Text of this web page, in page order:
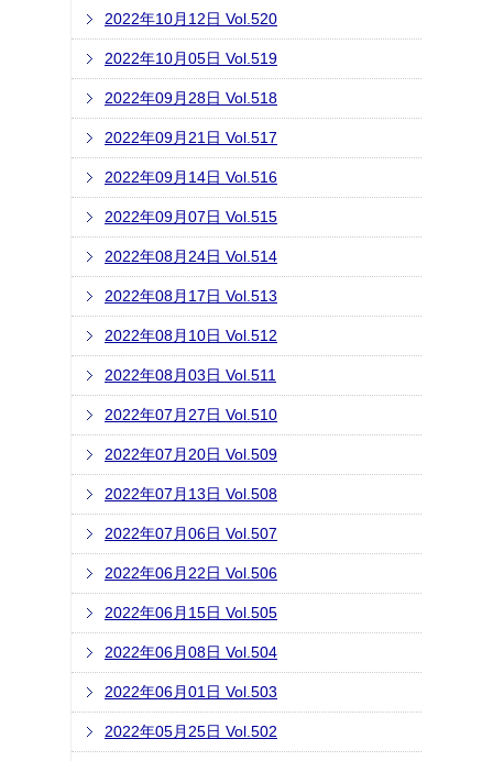
2022年10月12日 Vol.520
2022年10月05日 Vol.519
2022年09月28日 Vol.518
2022年09月21日 Vol.517
2022年09月14日 Vol.516
2022年09月07日 Vol.515
2022年08月24日 Vol.514
2022年08月17日 Vol.513
2022年08月10日 Vol.512
2022年08月03日 Vol.511
2022年07月27日 Vol.510
2022年07月20日 Vol.509
2022年07月13日 Vol.508
2022年07月06日 Vol.507
2022年06月22日 Vol.506
2022年06月15日 Vol.505
2022年06月08日 Vol.504
2022年06月01日 Vol.503
2022年05月25日 Vol.502